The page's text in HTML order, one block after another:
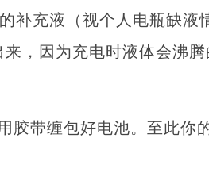
补充液（视个人电瓶缺液
，因为充电时液体会沸
胶带缠包好电池。至此你